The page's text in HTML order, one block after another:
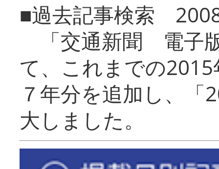
■過去記事検索
「交通新聞 電子
て、これまでの
７年分を追加し、「
大しまし